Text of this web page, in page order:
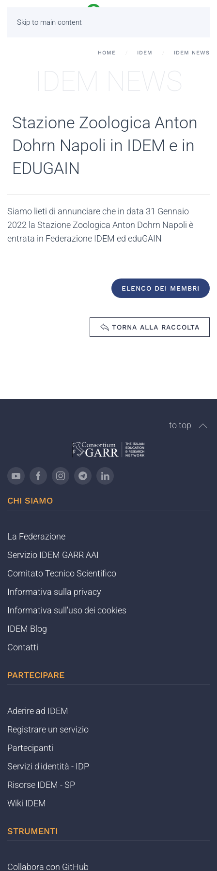
Skip to main content
HOME IDEM IDEM NEWS
IDEM NEWS
Stazione Zoologica Anton
Dohrn Napoli in IDEM e in
EDUGAIN
Siamo lieti di annunciare che in data 31 Gennaio
2022 la Stazione Zoologica Anton Dohrn Napoli è
entrata in Federazione IDEM ed eduGAIN
ELENCO DEI MEMBRI
TORNA ALLA RACCOLTA
to top
CHI SIAMO
La Federazione
Servizio IDEM GARR AAI
Comitato Tecnico Scientifico
Informativa sulla privacy
Informativa sull'uso dei cookies
IDEM Blog
Contatti
PARTECIPARE
Aderire ad IDEM
Registrare un servizio
Partecipanti
Servizi d'identità - IDP
Risorse IDEM - SP
Wiki IDEM
STRUMENTI
Collabora con GitHub